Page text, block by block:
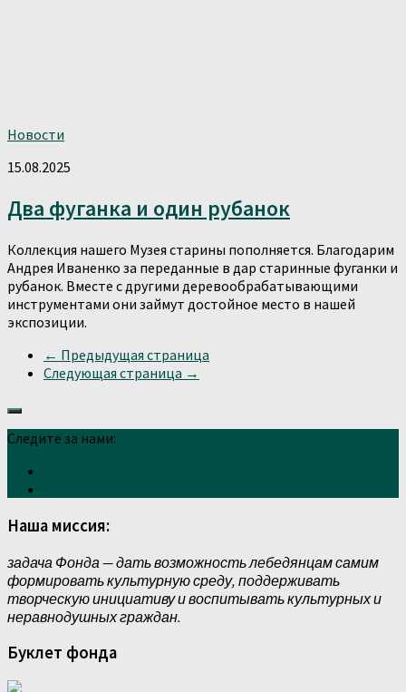
Новости
15.08.2025
Два фуганка и один рубанок
Коллекция нашего Музея старины пополняется. Благодарим
Андрея Иваненко за переданные в дар старинные фуганки и
рубанок. Вместе с другими деревообрабатывающими
инструментами они займут достойное место в нашей
экспозиции.
← Предыдущая страница
Следующая страница →
Следите за нами:
Наша миссия:
задача Фонда — дать возможность лебедянцам самим
формировать культурную среду, поддерживать
творческую инициативу и воспитывать культурных и
неравнодушных граждан.
Буклет фонда